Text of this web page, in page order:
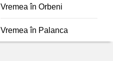
Vremea în Orbeni
Vremea în Palanca